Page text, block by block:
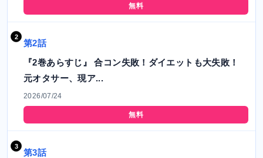
無料
第2話
『2巻あらすじ』 合コン失敗！ダイエットも大失敗！
元オタサー、現ア...
2026/07/24
無料
第3話